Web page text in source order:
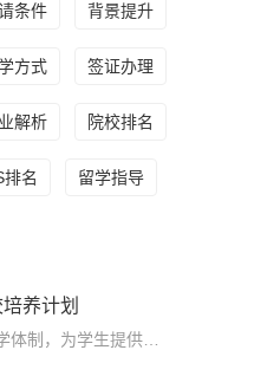
条件 背景提升
方式 签证办理
解析 院校排名
排名 留学指导
养计划